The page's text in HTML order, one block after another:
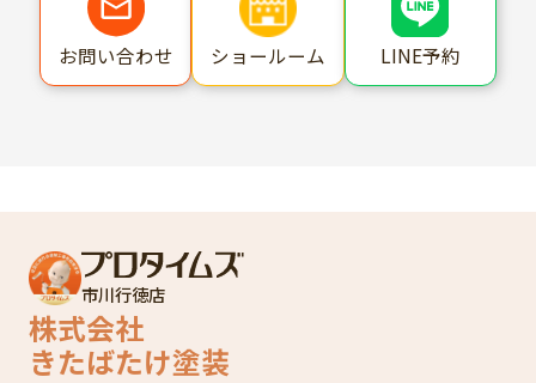
お問い合わせ ショールーム LINE予約
市川行徳店
株式会社
きたばたけ塗装